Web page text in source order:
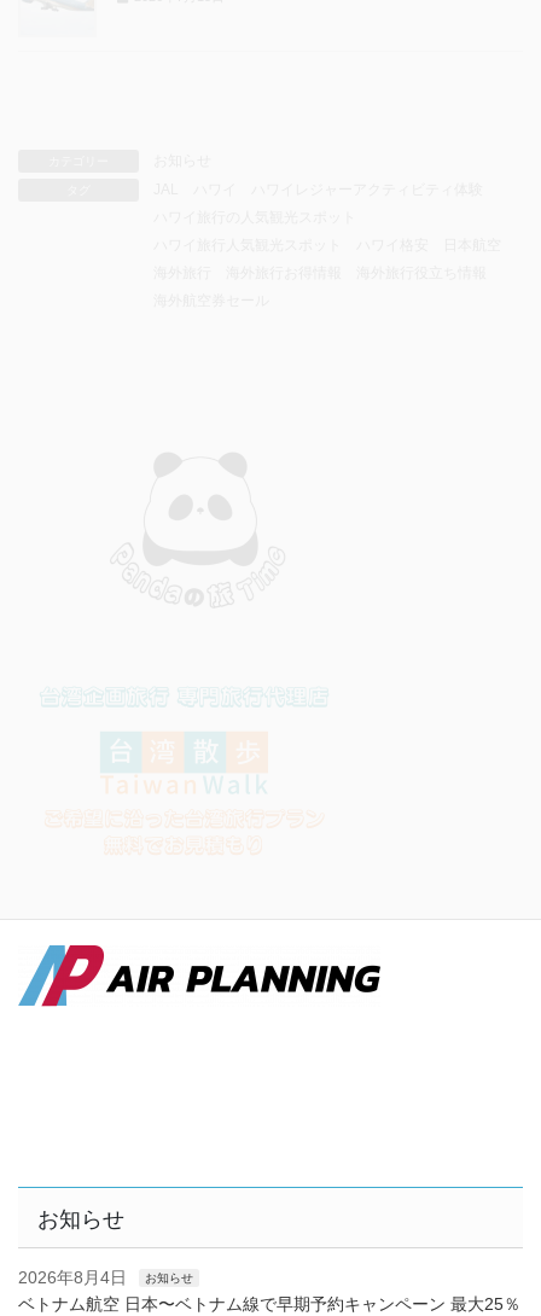
お知らせ
2026年8月4日 お知らせ
ベトナム航空 日本〜ベトナム線で早期予約キャンペーン 最大25％